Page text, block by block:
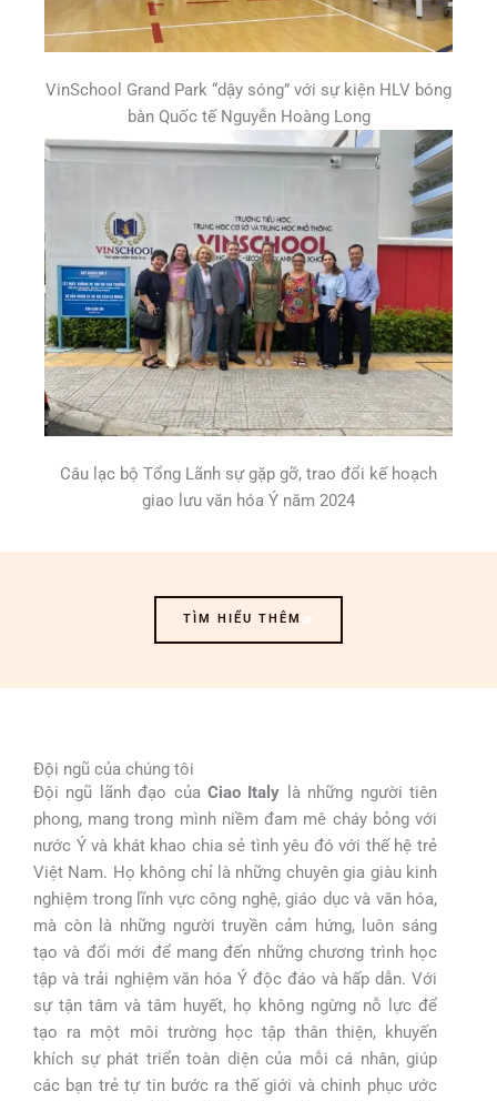
VinSchool Grand Park “dậy sóng” với sự kiện HLV bóng
bàn Quốc tế Nguyễn Hoàng Long
Câu lạc bộ Tổng Lãnh sự gặp gỡ, trao đổi kế hoạch
giao lưu văn hóa Ý năm 2024
TÌM HIỂU THÊM
Đội ngũ của chúng tôi
Đội ngũ lãnh đạo của Ciao Italy là những người tiên
phong, mang trong mình niềm đam mê cháy bỏng với
nước Ý và khát khao chia sẻ tình yêu đó với thế hệ trẻ
Việt Nam. Họ không chỉ là những chuyên gia giàu kinh
nghiệm trong lĩnh vực công nghệ, giáo dục và văn hóa,
mà còn là những người truyền cảm hứng, luôn sáng
tạo và đổi mới để mang đến những chương trình học
tập và trải nghiệm văn hóa Ý độc đáo và hấp dẫn. Với
sự tận tâm và tâm huyết, họ không ngừng nỗ lực để
tạo ra một môi trường học tập thân thiện, khuyến
khích sự phát triển toàn diện của mỗi cá nhân, giúp
các bạn trẻ tự tin bước ra thế giới và chinh phục ước